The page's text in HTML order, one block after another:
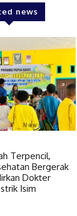
news
Terpencil,
Bergerak
Dokter
Isim